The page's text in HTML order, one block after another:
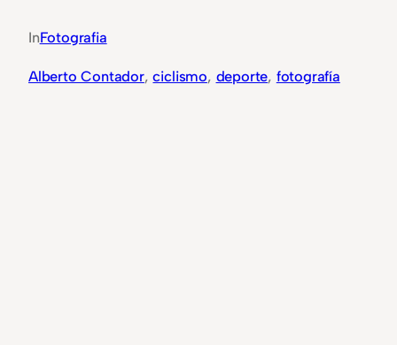
InFotografia
Alberto Contador, ciclismo, deporte, fotografía